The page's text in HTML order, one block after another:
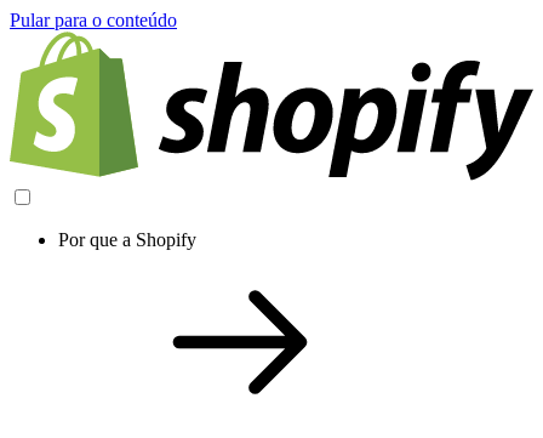
Pular para o conteúdo
Por que a Shopify